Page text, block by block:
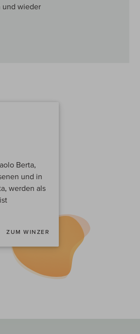
und wieder
Berta,
und in
werden als
ZUM WINZER